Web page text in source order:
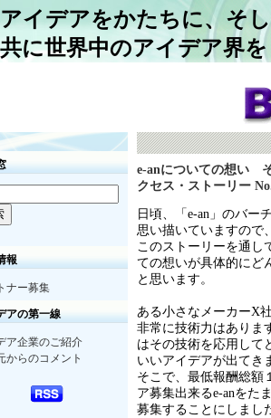
アイデアをかたちに、そ
に世界中のアイデア界
報
ナー募集
アの第一線
ア企業のご紹介
からのコメント
e-anについての想い
クセス・ストーリー
日頃、「e-an」のバー
思い描いていますので
このストーリーを通し
ての想いが具体的にど
と思います。
ある小さなメーカーX
非常に技術力はありま
はその技術を応用して
いいアイデアが出てき
そこで、最低報酬総額
ア募集出来るe-anをた
募集することにしまし